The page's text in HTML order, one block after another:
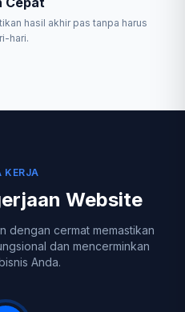
hasil akhir pas tanpa harus
hari.
KERJA
Website
dengan cermat memastikan
dan mencerminkan
Anda.